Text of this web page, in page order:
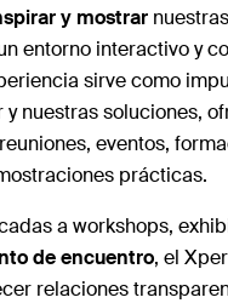
y mostrar
entorno interactivo y
sirve como
nuestras soluciones,
eventos,
prácticas.
a workshops,
de encuentro, el
relaciones